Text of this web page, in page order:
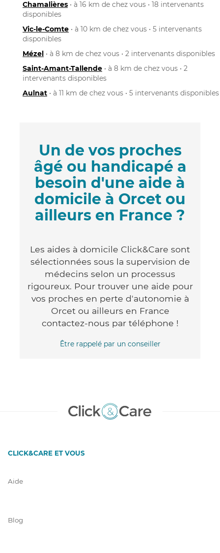
Chamalières • à 16 km de chez vous • 18 intervenants
disponibles
Vic-le-Comte • à 10 km de chez vous • 5 intervenants
disponibles
Mézel • à 8 km de chez vous • 2 intervenants disponibles
Saint-Amant-Tallende • à 8 km de chez vous • 2
intervenants disponibles
Aulnat • à 11 km de chez vous • 5 intervenants disponibles
Un de vos proches
âgé ou handicapé a
besoin d'une aide à
domicile à Orcet ou
ailleurs en France ?
Les aides à domicile Click&Care sont
sélectionnées sous la supervision de
médecins selon un processus
rigoureux. Pour trouver une aide pour
vos proches en perte d'autonomie à
Orcet ou ailleurs en France
contactez-nous par téléphone !
Être rappelé par un conseiller
CLICK&CARE ET VOUS
Aide
Blog